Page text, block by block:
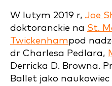
W lutym 2019 r, Joe
doktoranckie na St.
Twickenhampod
dr Charlesa Pedlara,
Derricka D. Browna.
Ballet jako naukowiec